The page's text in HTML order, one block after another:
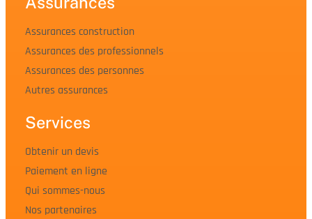
Assurances construction
Assurances des professionnels
Assurances des personnes
Autres assurances
Services
Obtenir un devis
Paiement en ligne
Qui sommes-nous
Nos partenaires